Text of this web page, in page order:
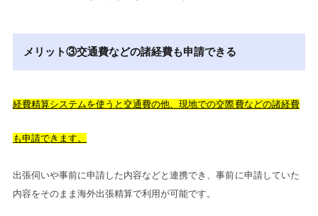
メリット③交通費などの諸経費も申請できる
経費精算システムを使うと交通費の他、現地での交際費などの諸経費
も申請できます。
出張伺いや事前に申請した内容などと連携でき、事前に申請していた
内容をそのまま海外出張精算で利用が可能です。